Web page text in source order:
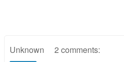
Unknown 2 comments: